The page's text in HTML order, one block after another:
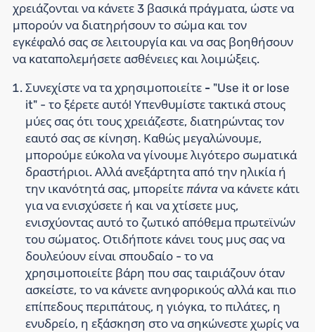
χρειάζονται να κάνετε 3 βασικά πράγματα, ώστε να
μπορούν να διατηρήσουν το σώμα και τον
εγκέφαλό σας σε λειτουργία και να σας βοηθήσουν
να καταπολεμήσετε ασθένειες και λοιμώξεις.
Συνεχίστε να τα χρησιμοποιείτε - "Use it or lose
it" - το ξέρετε αυτό! Υπενθυμίστε τακτικά στους
μύες σας ότι τους χρειάζεστε, διατηρώντας τον
εαυτό σας σε κίνηση. Καθώς μεγαλώνουμε,
μπορούμε εύκολα να γίνουμε λιγότερο σωματικά
δραστήριοι. Αλλά ανεξάρτητα από την ηλικία ή
την ικανότητά σας, μπορείτε πάντα να κάνετε κάτι
για να ενισχύσετε ή και να χτίσετε μυς,
ενισχύοντας αυτό το ζωτικό απόθεμα πρωτεϊνών
του σώματος. Οτιδήποτε κάνει τους μυς σας να
δουλεύουν είναι σπουδαίο - το να
χρησιμοποιείτε βάρη που σας ταιριάζουν όταν
ασκείστε, το να κάνετε ανηφορικούς αλλά και πιο
επίπεδους περιπάτους, η γιόγκα, το πιλάτες, η
ενυδρείο, η εξάσκηση στο να σηκώνεστε χωρίς να